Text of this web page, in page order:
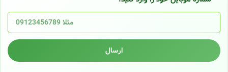
ارسال